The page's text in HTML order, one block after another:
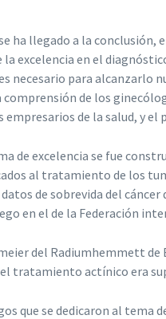
ha llegado a la
la excelencia en el
necesario para alcanzarlo
comprensión de los
empresarios de la salud, y el
de excelencia se fue
al tratamiento de los
de sobrevida del
en el de la Federación
del Radiumhemmett de
tratamiento actínico era
que se dedicaron al tema